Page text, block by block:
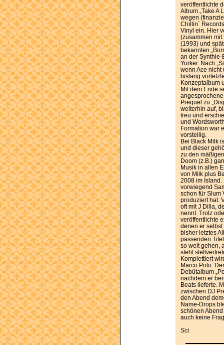
veröffentlichte
Album „Take A
wegen
Chillin`
Vinyl ein. Hier
(zusammen mit
(1993) und
bekannten
an der Synthie-
Yorker. Nach
wenn Ace nicht
bislang
Konzeptalbum
Mit dem Ende
angesprochene
Prequel zu
weiterhin auf,
treu und
und
Formation war
vorstellig.
Bei Black Milk
und dieser
zu den
Doom (z.B.)
Musik in allen
von Milk plus
2008 im Island.
vorwiegend
schon für Slum
produziert hat.
oft mit J Dilla,
nennt. Trotz
veröffentlichte
denen er selbst
bisher letztes
passenden
so weit gehen,
steht
Komplettiert
Marco Polo.
Debütalbum
nachdem er
Beats lieferte.
zwischen DJ
den Abend
Name-Drops
schönen
auch keine
Sci.